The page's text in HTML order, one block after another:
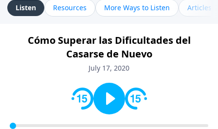
Listen Resources More Ways to Listen Articles
Cómo Superar las Dificultades del
Casarse de Nuevo
July 17, 2020